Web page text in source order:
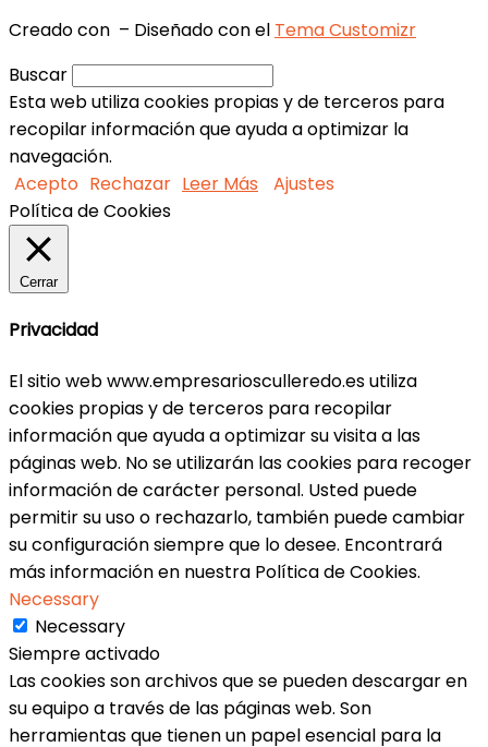
Creado con – Diseñado con el Tema Customizr
Buscar
Esta web utiliza cookies propias y de terceros para
recopilar información que ayuda a optimizar la
navegación.
Acepto Rechazar Leer Más
Ajustes
Política de Cookies
Cerrar
Privacidad
El sitio web www.empresariosculleredo.es utiliza
cookies propias y de terceros para recopilar
información que ayuda a optimizar su visita a las
páginas web. No se utilizarán las cookies para recoger
información de carácter personal. Usted puede
permitir su uso o rechazarlo, también puede cambiar
su configuración siempre que lo desee. Encontrará
más información en nuestra Política de Cookies.
Necessary
Necessary
Siempre activado
Las cookies son archivos que se pueden descargar en
su equipo a través de las páginas web. Son
herramientas que tienen un papel esencial para la